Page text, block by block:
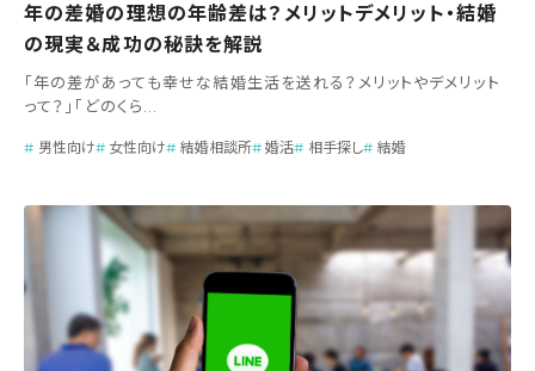
年の差婚の理想の年齢差は？メリットデメリット・結婚
の現実＆成功の秘訣を解説
「年の差があっても幸せな結婚生活を送れる？メリットやデメリット
って？」「どのくら...
男性向け 女性向け 結婚相談所 婚活 相手探し 結婚